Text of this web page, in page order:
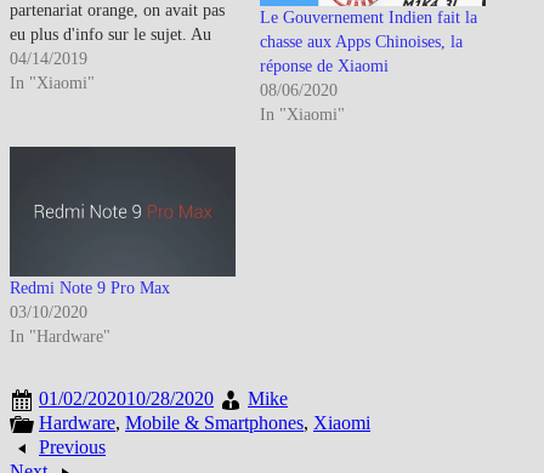
partenariat orange, on avait pas
eu plus d'info sur le sujet. Au
salon Unicom China, Xiaomi a
présenté officiellement le
04/14/2019
In "Xiaomi"
Le Gouvernement Indien fait la
chasse aux Apps Chinoises, la
réponse de Xiaomi
08/06/2020
In "Xiaomi"
Redmi Note 9 Pro Max
03/10/2020
In "Hardware"
01/02/202010/28/2020
Mike
Hardware, Mobile & Smartphones, Xiaomi
Previous